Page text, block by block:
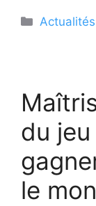
du
le